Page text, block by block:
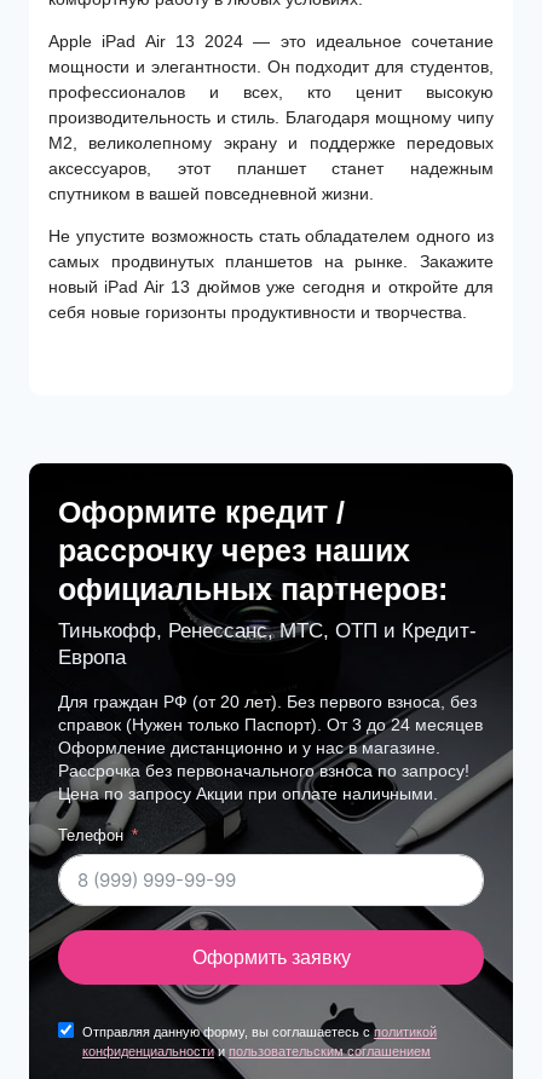
Apple iPad Air 13 2024 — это идеальное сочетание
мощности и элегантности. Он подходит для студентов,
профессионалов и всех, кто ценит высокую
производительность и стиль. Благодаря мощному чипу
M2, великолепному экрану и поддержке передовых
аксессуаров, этот планшет станет надежным
спутником в вашей повседневной жизни.
Не упустите возможность стать обладателем одного из
самых продвинутых планшетов на рынке. Закажите
новый iPad Air 13 дюймов уже сегодня и откройте для
себя новые горизонты продуктивности и творчества.
Оформите кредит /
рассрочку через наших
официальных партнеров:
Тинькофф, Ренессанс, МТС, ОТП и Кредит-
Европа
Для граждан РФ (от 20 лет). Без первого взноса, без
справок (Нужен только Паспорт). От 3 до 24 месяцев
Оформление дистанционно и у нас в магазине.
Рассрочка без первоначального взноса по запросу!
Цена по запросу Акции при оплате наличными.
Телефон
Оформить заявку
Отправляя данную форму, вы соглашаетесь с политикой
конфиденциальностии пользовательским соглашением